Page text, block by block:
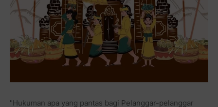
"Hukuman apa yang pantas bagi Pelanggar-pelanggar